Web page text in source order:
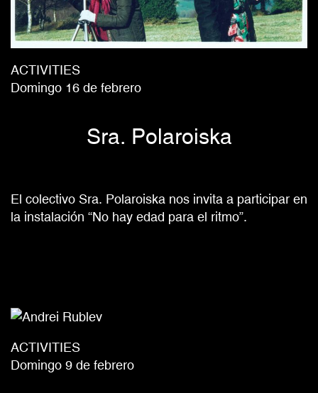
ACTIVITIES
Domingo 16 de febrero
Sra. Polaroiska
El colectivo Sra. Polaroiska nos invita a participar en
la instalación “No hay edad para el ritmo”.
ACTIVITIES
Domingo 9 de febrero